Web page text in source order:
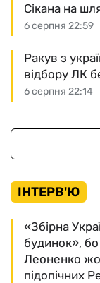
6 серпня 22:59
Сікана на
6 серпня 22:14
Ракув з
відбору ЛК
ІНТЕРВ'Ю
«Збірна
будинок»,
Леоненко
підопічних